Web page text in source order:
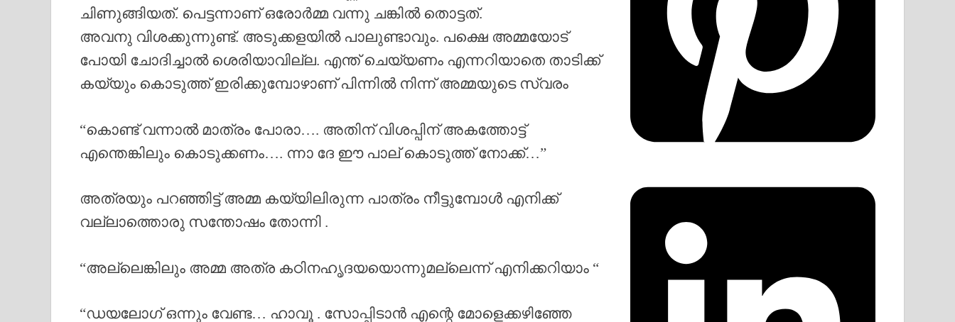
ചിണുങ്ങിയത്. പെട്ടന്നാണ് ഒരോർമ്മ വന്നു ചങ്കിൽ തൊട്ടത്.
അവനു വിശക്കുന്നുണ്ട്. അടുക്കളയിൽ പാലുണ്ടാവും. പക്ഷെ അമ്മയോട്
പോയി ചോദിച്ചാൽ ശെരിയാവില്ല. എന്ത് ചെയ്യണം എന്നറിയാതെ താടിക്ക്
കയ്യും കൊടുത്ത് ഇരിക്കുമ്പോഴാണ് പിന്നിൽ നിന്ന് അമ്മയുടെ സ്വരം
“കൊണ്ട് വന്നാൽ മാത്രം പോരാ…. അതിന് വിശപ്പിന് അകത്തോട്ട്
എന്തെങ്കിലും കൊടുക്കണം…. ന്നാ ദേ ഈ പാല് കൊടുത്ത് നോക്ക്…”
അത്രയും പറഞ്ഞിട്ട് അമ്മ കയ്യിലിരുന്ന പാത്രം നീട്ടുമ്പോൾ എനിക്ക്
വല്ലാത്തൊരു സന്തോഷം തോന്നി .
“അല്ലെങ്കിലും അമ്മ അത്ര കഠിനഹൃദയയൊന്നുമല്ലെന്ന് എനിക്കറിയാം “
“ഡയലോഗ് ഒന്നും വേണ്ട… ഹാവൂ . സോപ്പിടാൻ എന്റെ മോളെക്കഴിഞ്ഞേ